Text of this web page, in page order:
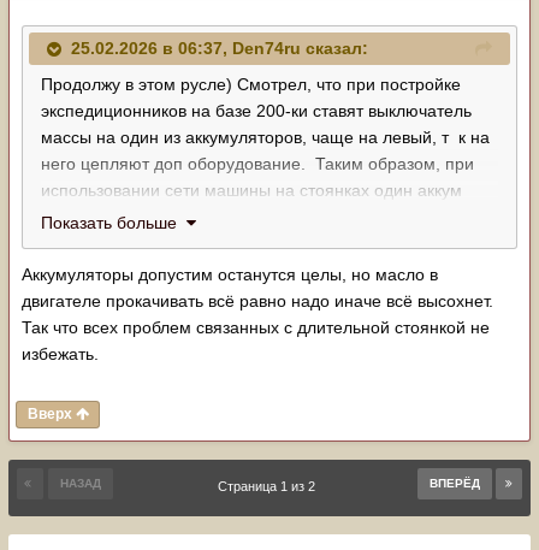
25.02.2026 в 06:37, Den74ru сказал:
Продолжу в этом русле) Смотрел, что при постройке
экспедиционников на базе 200-ки ставят выключатель
массы на один из аккумуляторов, чаще на левый, т к на
него цепляют доп оборудование. Таким образом, при
использовании сети машины на стоянках один аккум
выживет полностью, если будет отключен.
Заинтересовало это решение для длительный стоянки,
есть смысл морочиться?
Показать больше
Аккумуляторы допустим останутся целы, но масло в
двигателе прокачивать всё равно надо иначе всё высохнет.
Так что всех проблем связанных с длительной стоянкой не
избежать.
Вверх
НАЗАД ВПЕРЁД
Страница 1 из 2